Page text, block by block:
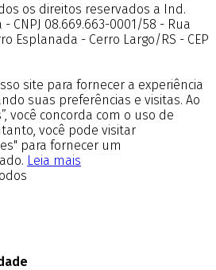
os direitos reservados a Ind.
CNPJ 08.669.663-0001/58 - Rua
Esplanada - Cerro Largo/RS - CEP
site para fornecer a experiência
suas preferências e visitas. Ao
você concorda com o uso de
você pode visitar
para fornecer um
Leia mais